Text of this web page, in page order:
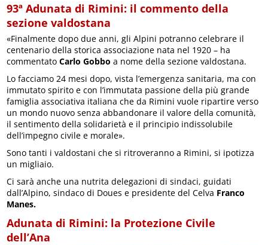
93ª Adunata di Rimini: il commento della
sezione valdostana
«Finalmente dopo due anni, gli Alpini potranno celebrare il
centenario della storica associazione nata nel 1920 – ha
commentatoCarlo Gobbo a nome della sezione valdostana.
Lo facciamo 24 mesi dopo, vista l’emergenza sanitaria, ma con
immutato spirito e con l’immutata passione della più grande
famiglia associativa italiana che da Rimini vuole ripartire verso
un mondo nuovo senza abbandonare il valore della comunità,
il sentimento della solidarietà e il principio indissolubile
dell’impegno civile e morale».
Sono tanti i valdostani che si ritroveranno a Rimini, si ipotizza
un migliaio.
Ci sarà anche una nutrita delegazioni di sindaci, guidati
dall’Alpino, sindaco di Doues e presidente del Celva Franco
Manes.
Adunata di Rimini: la Protezione Civile
dell’Ana